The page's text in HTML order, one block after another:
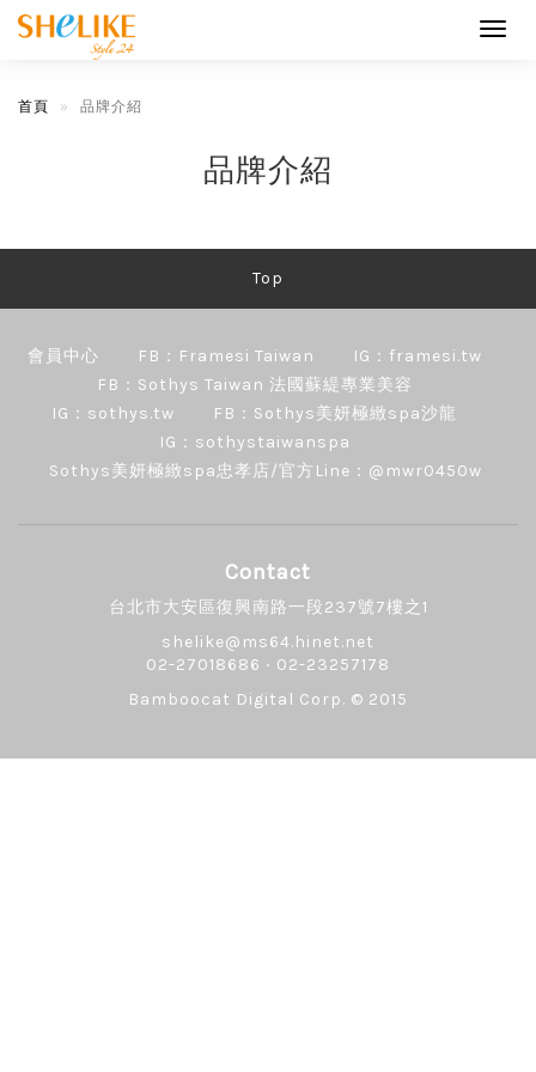
首頁 品牌介紹
品牌介紹
Top
會員中心 FB：Framesi Taiwan
IG：framesi.tw
FB：Sothys Taiwan 法國蘇緹專業美容
IG：sothys.tw
FB：Sothys美妍極緻spa沙龍
IG：sothystaiwanspa
Sothys美妍極緻spa忠孝店/官方Line：@mwr0450w
Contact
台北市大安區復興南路一段237號7樓之1
shelike@ms64.hinet.net
02-27018686 ‧ 02-23257178
Bamboocat Digital Corp. © 2015